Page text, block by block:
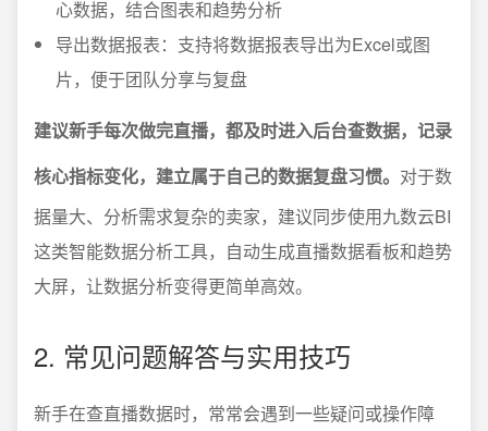
心数据，结合图表和趋势分析
导出数据报表：支持将数据报表导出为Excel或图
片，便于团队分享与复盘
建议新手每次做完直播，都及时进入后台查数据，记录
核心指标变化，建立属于自己的数据复盘习惯。 对于数
据量大、分析需求复杂的卖家，建议同步使用九数云BI
这类智能数据分析工具，自动生成直播数据看板和趋势
大屏，让数据分析变得更简单高效。
2. 常见问题解答与实用技巧
新手在查直播数据时，常常会遇到一些疑问或操作障